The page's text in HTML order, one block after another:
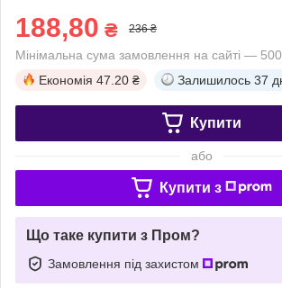
188,80 ₴ 236 ₴
Мінімальна сума замовлення на сайті —
Економія 47.20 ₴ Залишилось 37
Купити
або
Купити з
Що таке купити з Пром?
Замовлення під захистом